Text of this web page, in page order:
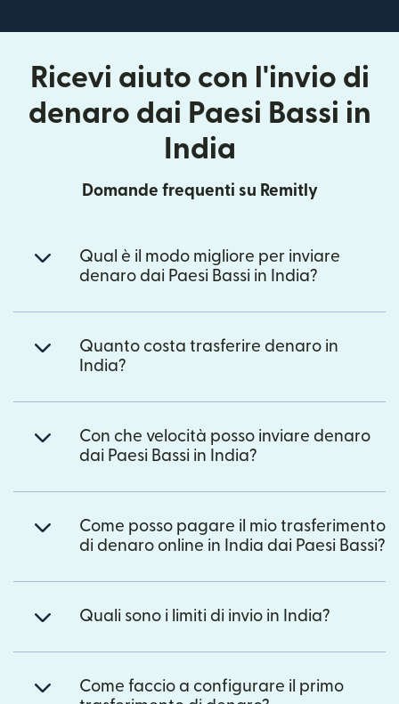
Ricevi aiuto con l'invio di
denaro dai Paesi Bassi in
India
Domande frequenti su Remitly
Qual è il modo migliore per inviare
denaro dai Paesi Bassi in India?
Quanto costa trasferire denaro in
India?
Con che velocità posso inviare denaro
dai Paesi Bassi in India?
Come posso pagare il mio trasferimento
di denaro online in India dai Paesi Bassi?
Quali sono i limiti di invio in India?
Come faccio a configurare il primo